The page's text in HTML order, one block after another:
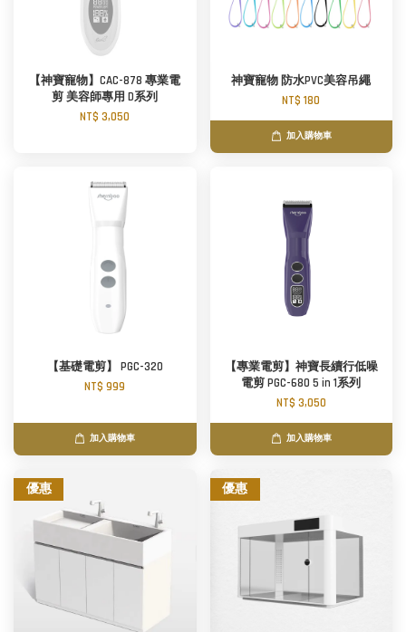
【神寶寵物】CAC-878 專業電
剪 美容師專用 D系列
NT$ 3,050
神寶寵物 防水PVC美容吊繩
NT$ 180
加入購物車
【基礎電剪】 PGC-320
NT$ 999
加入購物車
【專業電剪】神寶長續行低噪
電剪 PGC-680 5 in 1系列
NT$ 3,050
加入購物車
優惠 優惠